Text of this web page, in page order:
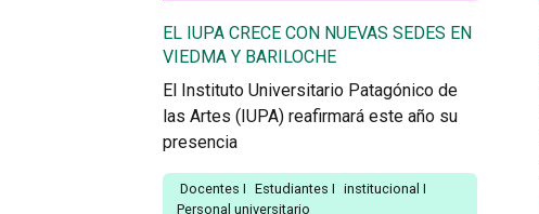
EL IUPA CRECE CON NUEVAS SEDES EN
VIEDMA Y BARILOCHE
El Instituto Universitario Patagónico de
las Artes (IUPA) reafirmará este año su
presencia
Docentes I Estudiantes I institucional I
Personal universitario